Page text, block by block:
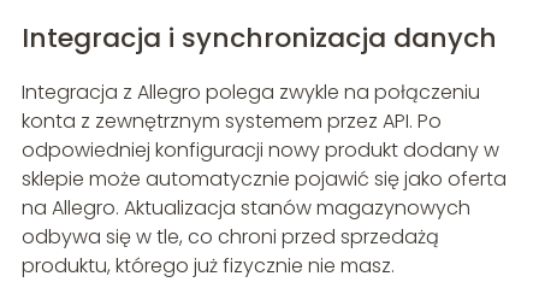
Integracja i synchronizacja danych
Integracja z Allegro polega zwykle na połączeniu
konta z zewnętrznym systemem przez API. Po
odpowiedniej konfiguracji nowy produkt dodany w
sklepie może automatycznie pojawić się jako oferta
na Allegro. Aktualizacja stanów magazynowych
odbywa się w tle, co chroni przed sprzedażą
produktu, którego już fizycznie nie masz.